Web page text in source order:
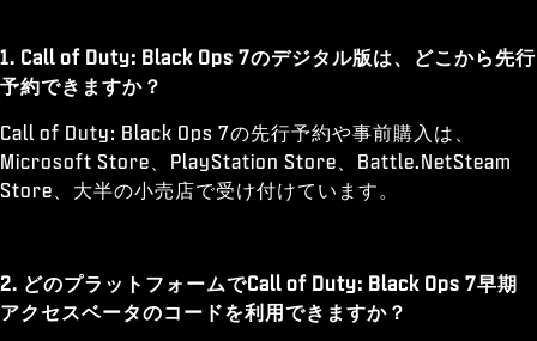
1. Call of Duty: Black Ops 7のデジタル版は、どこから先行
予約できますか？
Call of Duty: Black Ops 7の先行予約や事前購入は、
Microsoft Store、PlayStation Store、Battle.NetSteam
Store、大半の小売店で受け付けています。
2. どのプラットフォームでCall of Duty: Black Ops 7早期
アクセスベータのコードを利用できますか？